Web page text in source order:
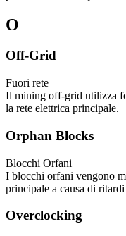
O
Off-Grid
Fuori rete
Il mining off-grid utilizza
la rete elettrica principale.
Orphan Blocks
Blocchi Orfani
I blocchi orfani vengono
principale a causa di
Overclocking